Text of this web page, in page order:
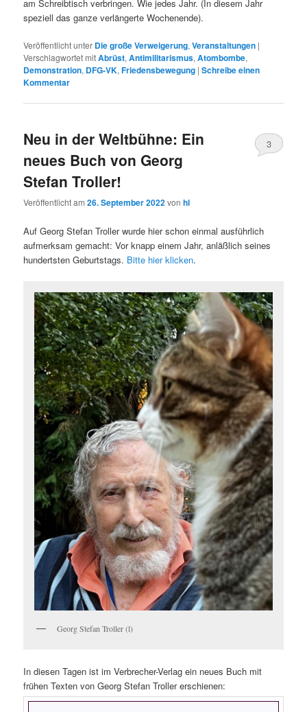
am Schreibtisch verbringen. Wie jedes Jahr. (In diesem Jahr
speziell das ganze verlängerte Wochenende).
Veröffentlicht unter Die große Verweigerung,Veranstaltungen |
Verschlagwortet mitAbrüst,Antimilitarismus,Atombombe,
Demonstration, DFG-VK,Friedensbewegung |Schreibe einen
Kommentar
Neu in der Weltbühne: Ein
neues Buch von Georg
Stefan Troller!
Veröffentlicht am26. September 2022vonhl
3
Auf Georg Stefan Troller wurde hier schon einmal ausführlich
aufmerksam gemacht: Vor knapp einem Jahr, anläßlich seines
hundertsten Geburtstags. Bitte hier klicken.
Georg Stefan Troller (l)
In diesen Tagen ist im Verbrecher-Verlag ein neues Buch mit
frühen Texten von Georg Stefan Troller erschienen: